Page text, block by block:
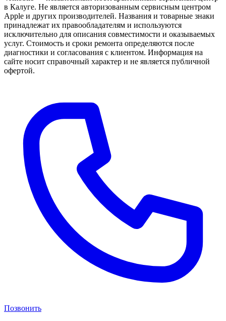
в Калуге. Не является авторизованным сервисным центром
Apple и других производителей. Названия и товарные знаки
принадлежат их правообладателям и используются
исключительно для описания совместимости и оказываемых
услуг. Стоимость и сроки ремонта определяются после
диагностики и согласования с клиентом. Информация на
сайте носит справочный характер и не является публичной
офертой.
Позвонить